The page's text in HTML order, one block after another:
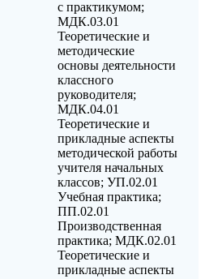
с практикумом;
МДК.03.01
Теоретические и
методические
основы деятельности
классного
руководителя;
МДК.04.01
Теоретические и
прикладные аспекты
методической работы
учителя начальных
классов; УП.02.01
Учебная практика;
ПП.02.01
Производственная
практика; МДК.02.01
Теоретические и
прикладные аспекты